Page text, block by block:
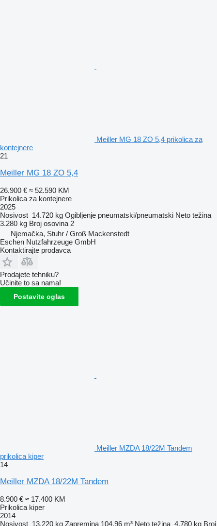
Meiller MG 18 ZO 5,4 prikolica za
kontejnere
21
Meiller MG 18 ZO 5,4
26.900 € ≈ 52.590 KM
Prikolica za kontejnere
2025
Nosivost 14.720 kg Ogibljenje pneumatski/pneumatski Neto težina
3.280 kg Broj osovina 2
Njemačka, Stuhr / Groß Mackenstedt
Eschen Nutzfahrzeuge GmbH
Kontaktirajte prodavca
Prodajete tehniku?
Učinite to sa nama!
Postavite oglas
Meiller MZDA 18/22M Tandem
prikolica kiper
14
Meiller MZDA 18/22M Tandem
8.900 € ≈ 17.400 KM
Prikolica kiper
2014
Nosivost 13.220 kg Zapremina 104,96 m³ Neto težina 4.780 kg Broj